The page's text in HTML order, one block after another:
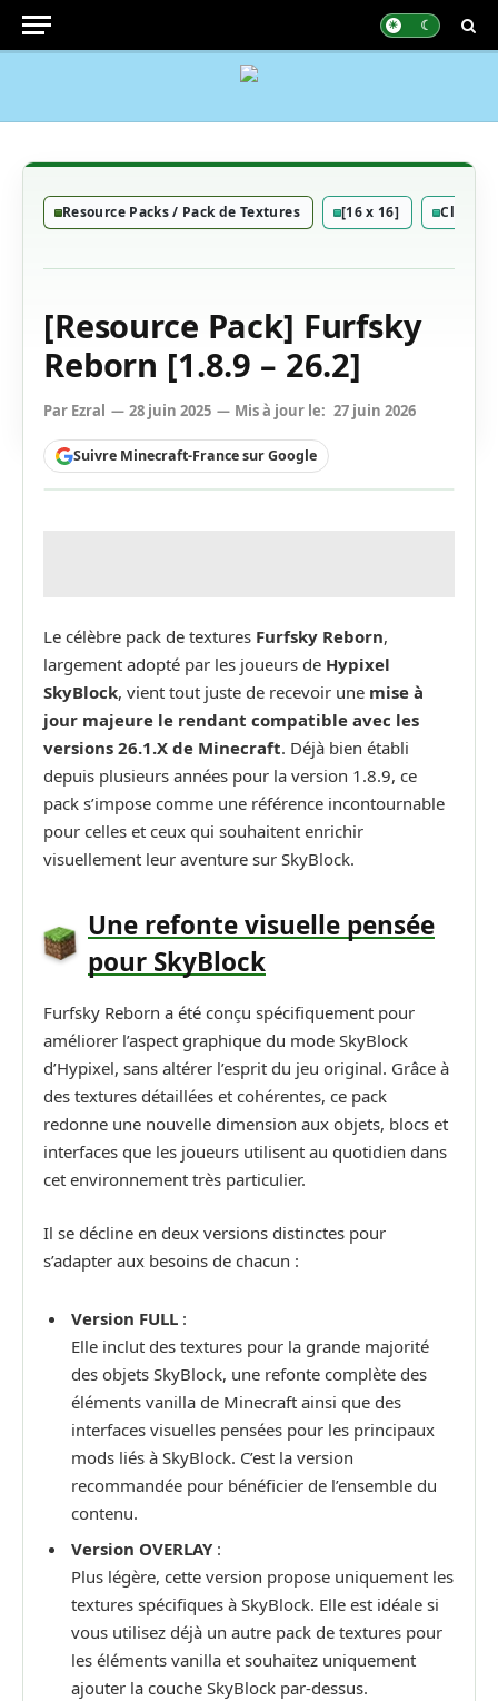
Resource Packs / Pack de Textures [16 x 16]
[Resource Pack] Furfsky
Reborn [1.8.9 – 26.2]
Par Ezral 28 juin 2025 Mis à jour le: 27 juin 2026
Suivre Minecraft-France sur Google
Le célèbre pack de textures Furfsky Reborn,
largement adopté par les joueurs de Hypixel
SkyBlock, vient tout juste de recevoir une mise à
jour majeure le rendant compatible avec les
versions 26.1.X de Minecraft. Déjà bien établi
depuis plusieurs années pour la version 1.8.9, ce
pack s’impose comme une référence incontournable
pour celles et ceux qui souhaitent enrichir
visuellement leur aventure sur SkyBlock.
Une refonte visuelle pensée
pour SkyBlock
Furfsky Reborn a été conçu spécifiquement pour
améliorer l’aspect graphique du mode SkyBlock
d’Hypixel, sans altérer l’esprit du jeu original. Grâce à
des textures détaillées et cohérentes, ce pack
redonne une nouvelle dimension aux objets, blocs et
interfaces que les joueurs utilisent au quotidien dans
cet environnement très particulier.
Il se décline en deux versions distinctes pour
s’adapter aux besoins de chacun :
Version FULL :
Elle inclut des textures pour la grande majorité
des objets SkyBlock, une refonte complète des
éléments vanilla de Minecraft ainsi que des
interfaces visuelles pensées pour les principaux
mods liés à SkyBlock. C’est la version
recommandée pour bénéficier de l’ensemble du
contenu.
Version OVERLAY :
Plus légère, cette version propose uniquement les
textures spécifiques à SkyBlock. Elle est idéale si
vous utilisez déjà un autre pack de textures pour
les éléments vanilla et souhaitez uniquement
ajouter la couche SkyBlock par-dessus.